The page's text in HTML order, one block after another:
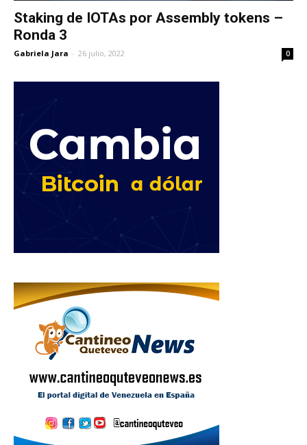
Staking de IOTAs por Assembly tokens –
Ronda 3
Gabriela Jara - 26 julio, 2022 0